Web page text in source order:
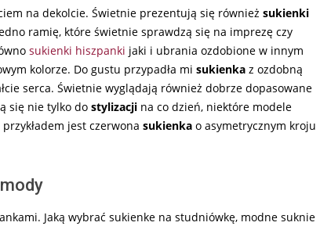
na dekolcie. Świetnie prezentują się również sukienki
ramię, które świetnie sprawdzą się na imprezę czy
sukienki hiszpanki jaki i ubrania ozdobione w innym
kolorze. Do gustu przypadła mi sukienka z ozdobną
serca. Świetnie wyglądają również dobrze dopasowane
się nie tylko do stylizacji na co dzień, niektóre modele
jest czerwona sukienka o asymetrycznym kroju
Jaką wybrać sukienke na studniówkę, modne suknie